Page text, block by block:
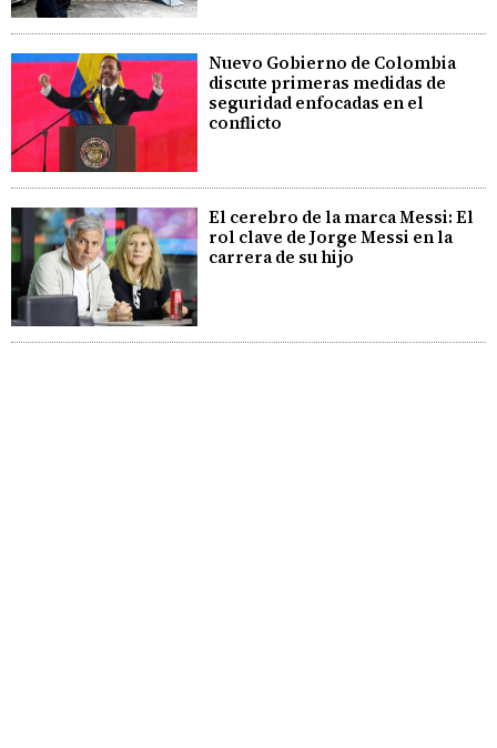
Nuevo Gobierno de Colombia
discute primeras medidas de
seguridad enfocadas en el
conflicto
El cerebro de la marca Messi: El
rol clave de Jorge Messi en la
carrera de su hijo